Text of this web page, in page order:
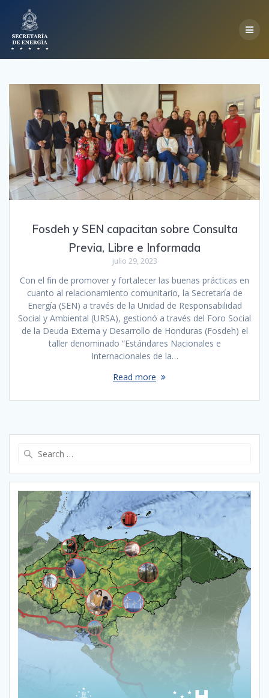
Fosdeh y SEN capacitan sobre Consulta
Previa, Libre e Informada
julio 29, 2023
Con el fin de promover y fortalecer las buenas prácticas en
cuanto al relacionamiento comunitario, la Secretaría de
Energía (SEN) a través de la Unidad de Responsabilidad
Social y Ambiental (URSA), gestionó a través del Foro Social
de la Deuda Externa y Desarrollo de Honduras (Fosdeh) el
taller denominado “Estándares Nacionales e
Internacionales de la…
Read more